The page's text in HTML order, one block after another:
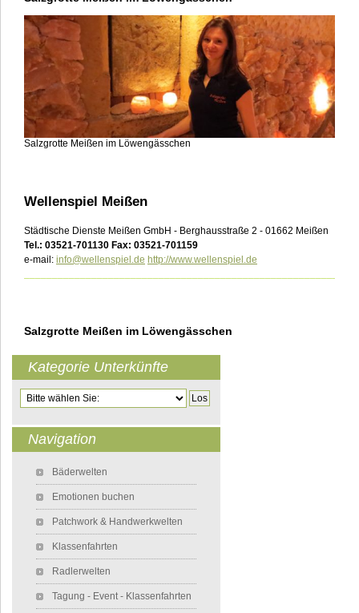
Salzgrotte Meißen im Löwengässchen
Wellenspiel Meißen
Städtische Dienste Meißen GmbH - Berghausstraße 2 - 01662 Meißen
Tel.: 03521-701130 Fax: 03521-701159
e-mail: info@wellenspiel.de http://www.wellenspiel.de
Salzgrotte Meißen im Löwengässchen
Kategorie Unterkünfte
Zielseite
Navigation
Bäderwelten
Emotionen buchen
Patchwork & Handwerkwelten
Klassenfahrten
Radlerwelten
Tagung - Event - Klassenfahrten